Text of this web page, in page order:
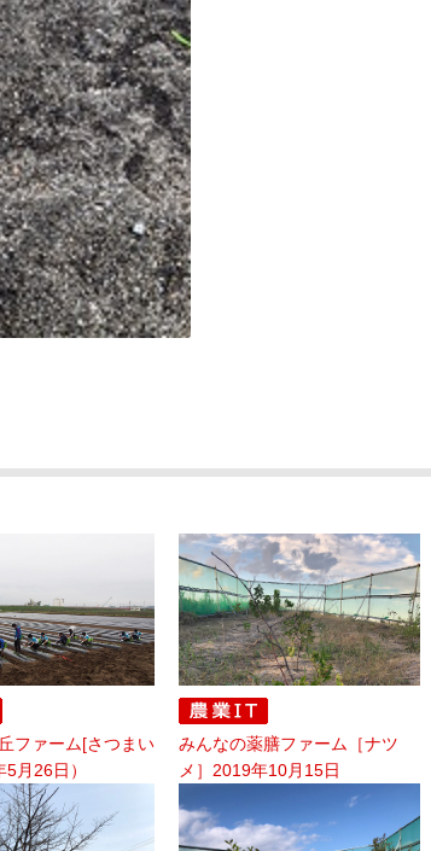
ファーム[さつまい
月26日）
みんなの薬膳ファーム［ナツ
メ］2019年10月15日